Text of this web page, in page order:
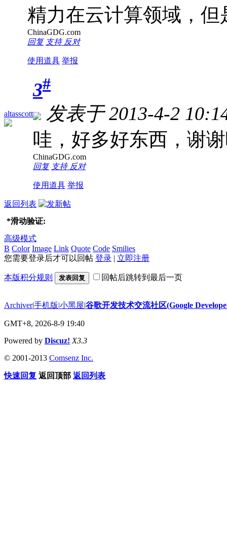
精力在云计算领域，
ChinaGDG.com
回复 支持 反对
使用道具 举报
altasscott
3#
发表于 2013-4-2
哇，好多好东西，谢
ChinaGDG.com
回复 支持 反对
使用道具 举报
返回列表
*滑动验证:
高级模式
B Color Image Link Quote Code Smilies
您需要登录后才可以回帖 登录 | 立即注册
本版积分规则 发表回复 回帖后跳转到最后一页
Archiver|手机版|小黑屋|谷歌开发技术交流社区(Google
GMT+8, 2026-8-9 19:40
Powered by Discuz! X3.3
© 2001-2013 Comsenz Inc.
快速回复 返回顶部 返回列表